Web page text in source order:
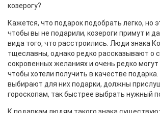
козерогу?
Кажется, что подарок подобрать легко, но
чтобы вы не подарили, козероги примут и
вида того, что расстроились. Люди знака
тщеславны, однако редко рассказывают о
сокровенных желаниях и очень редко
чтобы хотели получить в качестве
выбирают для них подарки, должны
гороскопам, так быстрее выбрать нужный